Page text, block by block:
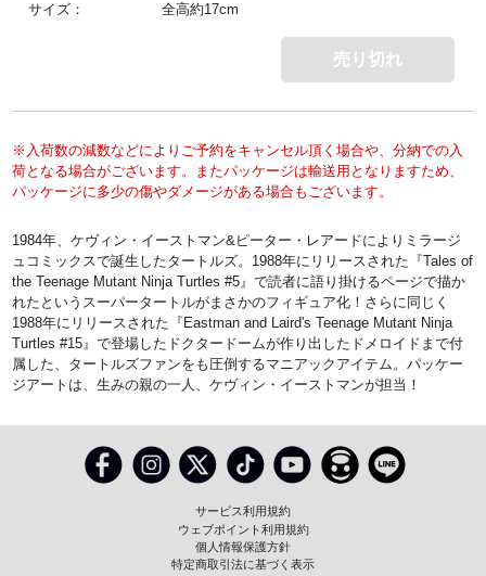
サイズ：
全高約17cm
売り切れ
※入荷数の減数などによりご予約をキャンセル頂く場合や、分納での入
荷となる場合がございます。またパッケージは輸送用となりますため、
パッケージに多少の傷やダメージがある場合もございます。
1984年、ケヴィン・イーストマン&ピーター・レアードによりミラージ
ュコミックスで誕生したタートルズ。1988年にリリースされた『Tales of
the Teenage Mutant Ninja Turtles #5』で読者に語り掛けるページで描か
れたというスーパータートルがまさかのフィギュア化！さらに同じく
1988年にリリースされた『Eastman and Laird's Teenage Mutant Ninja
Turtles #15』で登場したドクタードームが作り出したドメロイドまで付
属した、タートルズファンをも圧倒するマニアックアイテム。パッケー
ジアートは、生みの親の一人、ケヴィン・イーストマンが担当！
サービス利用規約
ウェブポイント利用規約
個人情報保護方針
特定商取引法に基づく表示